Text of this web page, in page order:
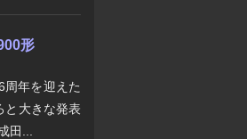
形
年を迎えた
と大きな発表
田...